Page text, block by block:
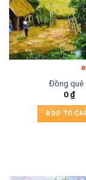
Đồng quê
0₫
ADD TO